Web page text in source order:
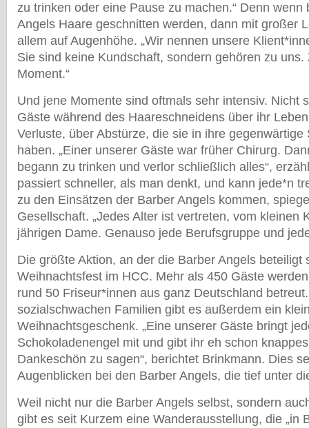
zu trinken oder eine Pause zu machen.“ Denn wenn
Angels Haare geschnitten werden, dann mit großer
allem auf Augenhöhe. „Wir nennen unsere
Sie sind keine Kundschaft, sondern gehören zu
Moment.“
Und jene Momente sind oftmals sehr intensiv. Nicht
Gäste während des Haareschneidens über ihr
Verluste, über Abstürze, die sie in ihre gegenwärtige
haben. „Einer unserer Gäste war früher Chirurg.
begann zu trinken und verlor schließlich alles“,
passiert schneller, als man denkt, und kann jede*n
zu den Einsätzen der Barber Angels kommen,
Gesellschaft. „Jedes Alter ist vertreten, vom kleinen
jährigen Dame. Genauso jede Berufsgruppe und
Die größte Aktion, an der die Barber Angels beteiligt
Weihnachtsfest im HCC. Mehr als 450 Gäste
rund 50 Friseur*innen aus ganz Deutschland
sozialschwachen Familien gibt es außerdem ein
Weihnachtsgeschenk. „Eine unserer Gäste bringt
Schokoladenengel mit und gibt ihr eh schon
Dankeschön zu sagen“, berichtet Brinkmann. Dies
Augenblicken bei den Barber Angels, die tief unter
Weil nicht nur die Barber Angels selbst, sondern
gibt es seit Kurzem eine Wanderausstellung, die „in